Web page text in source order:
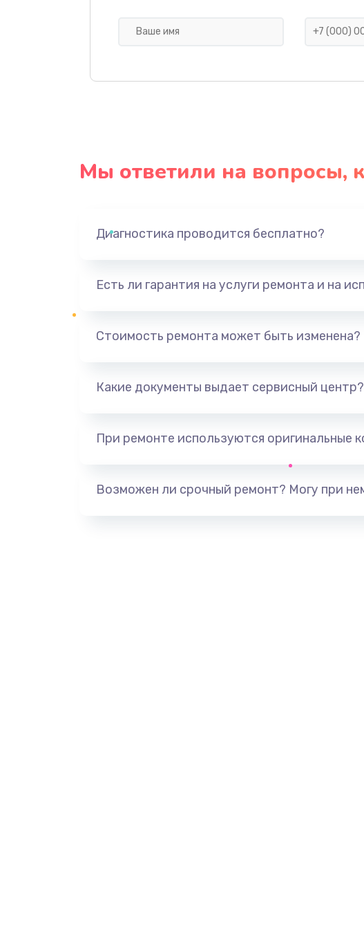
Мы ответили на вопросы,
Диагностика проводится бесплатно?
Есть ли гарантия на услуги ремонта и на
Стоимость ремонта может быть изменена?
Какие документы выдает сервисный центр?
При ремонте используются оригинальные
Возможен ли срочный ремонт? Могу при